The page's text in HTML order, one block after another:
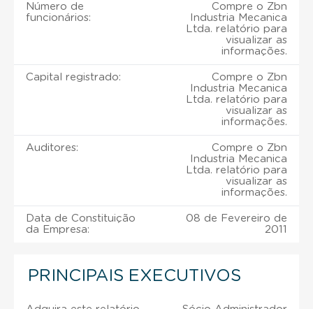
Número de
funcionários:
Compre o Zbn
Industria Mecanica
Ltda. relatório para
visualizar as
informações.
Capital registrado:
Compre o Zbn
Industria Mecanica
Ltda. relatório para
visualizar as
informações.
Auditores:
Compre o Zbn
Industria Mecanica
Ltda. relatório para
visualizar as
informações.
Data de Constituição
da Empresa:
08 de Fevereiro de
2011
PRINCIPAIS EXECUTIVOS